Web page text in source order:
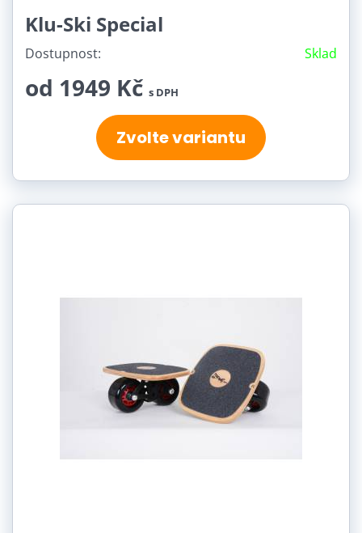
Klu-Ski Special
Dostupnost: Sklad
od 1949 Kč s DPH
Zvolte variantu